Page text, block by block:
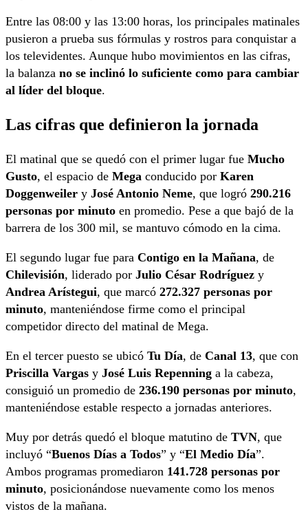
Entre las 08:00 y las 13:00 horas, los principales matinales
pusieron a prueba sus fórmulas y rostros para conquistar a
los televidentes. Aunque hubo movimientos en las cifras,
la balanza no se inclinó lo suficiente como para cambiar
al líder del bloque.
Las cifras que definieron la jornada
El matinal que se quedó con el primer lugar fue Mucho
Gusto, el espacio de Mega conducido por Karen
Doggenweiler y José Antonio Neme, que logró 290.216
personas por minuto en promedio. Pese a que bajó de la
barrera de los 300 mil, se mantuvo cómodo en la cima.
El segundo lugar fue para Contigo en la Mañana, de
Chilevisión, liderado por Julio César Rodríguez y
Andrea Arístegui, que marcó 272.327 personas por
minuto, manteniéndose firme como el principal
competidor directo del matinal de Mega.
En el tercer puesto se ubicó Tu Día, de Canal 13, que con
Priscilla Vargas y José Luis Repenning a la cabeza,
consiguió un promedio de 236.190 personas por minuto,
manteniéndose estable respecto a jornadas anteriores.
Muy por detrás quedó el bloque matutino de TVN, que
incluyó “Buenos Días a Todos” y “El Medio Día”.
Ambos programas promediaron 141.728 personas por
minuto, posicionándose nuevamente como los menos
vistos de la mañana.